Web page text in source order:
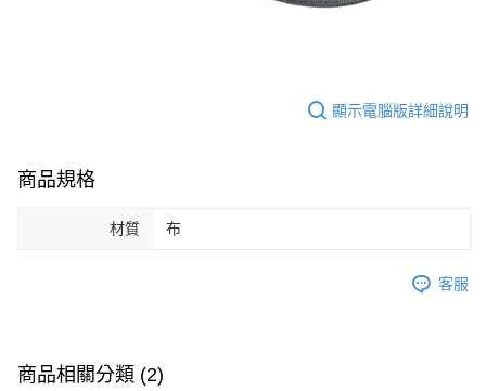
顯示電腦版詳細說明
商品規格
材質 布
客服
商品相關分類 (2)